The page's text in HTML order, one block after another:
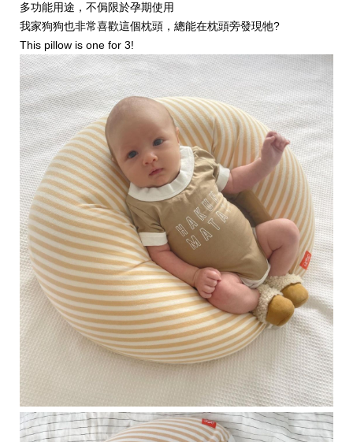
多功能用途，不侷限於孕期使用
我家狗狗也非常喜歡這個枕頭，總能在枕頭旁發現牠?
This pillow is one for 3!